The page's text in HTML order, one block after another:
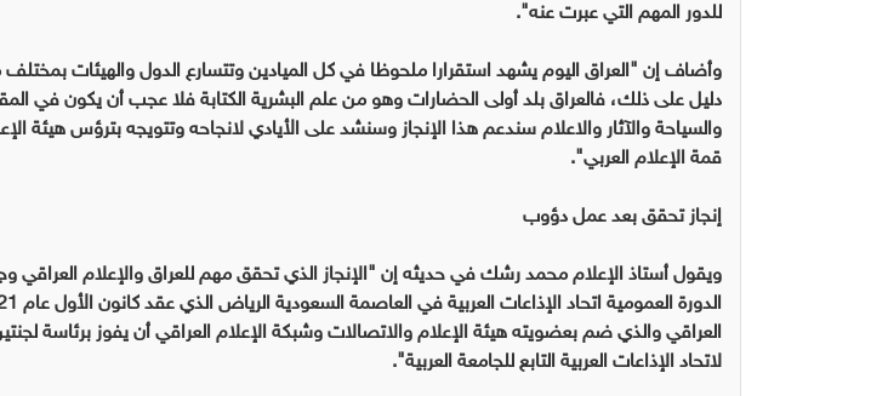
للدور المهم التي عبرت عنه".
وأضاف إن "العراق اليوم يشهد استقرارا ملحوظا في كل الميادين وتتسارع الدول والهيئات بمختلف
دليل على ذلك، فالعراق بلد أولى الحضارات وهو من علم البشرية الكتابة فلا عجب أن يكون في
والسياحة والآثار والاعلام سندعم هذا الإنجاز وسنشد على الأيادي لانجاحه وتتويجه بترؤس هيئة
قمة الإعلام العربي".
إنجاز تحقق بعد عمل دؤوب
ويقول أستاذ الإعلام محمد رشك في حديثه إن "الإنجاز الذي تحقق مهم للعراق والإعلام العراقي
العراقي والذي ضم بعضويته هيئة الإعلام والاتصالات وشبكة الإعلام العراقي أن يفوز برئاسة
لاتحاد الإذاعات العربية التابع للجامعة العربية".